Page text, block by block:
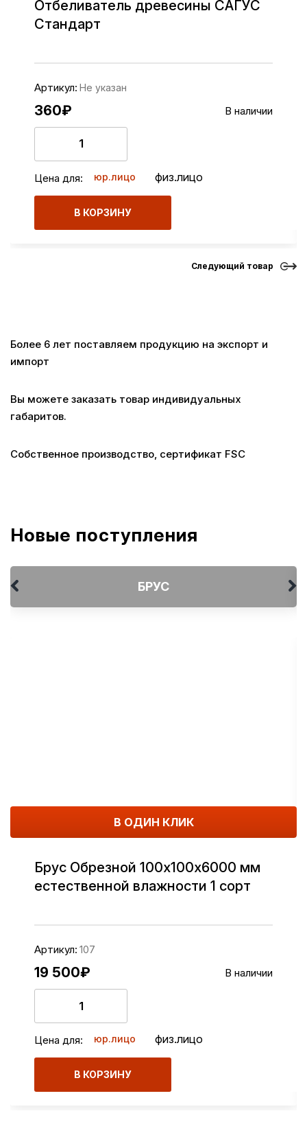
Отбеливатель древесины САГУС
Стандарт
Артикул: Не указан
360₽ В наличии
Цена для: юр.лицо физ.лицо
В КОРЗИНУ
Следующий товар
Более 6 лет поставляем продукцию на экспорт и
импорт
Вы можете заказать товар индивидуальных
габаритов.
Собственное производство, сертификат FSC
Новые поступления
БРУС
В ОДИН КЛИК
Брус Обрезной 100х100х6000 мм
естественной влажности 1 сорт
Артикул: 107
19 500₽ В наличии
Цена для: юр.лицо физ.лицо
В КОРЗИНУ